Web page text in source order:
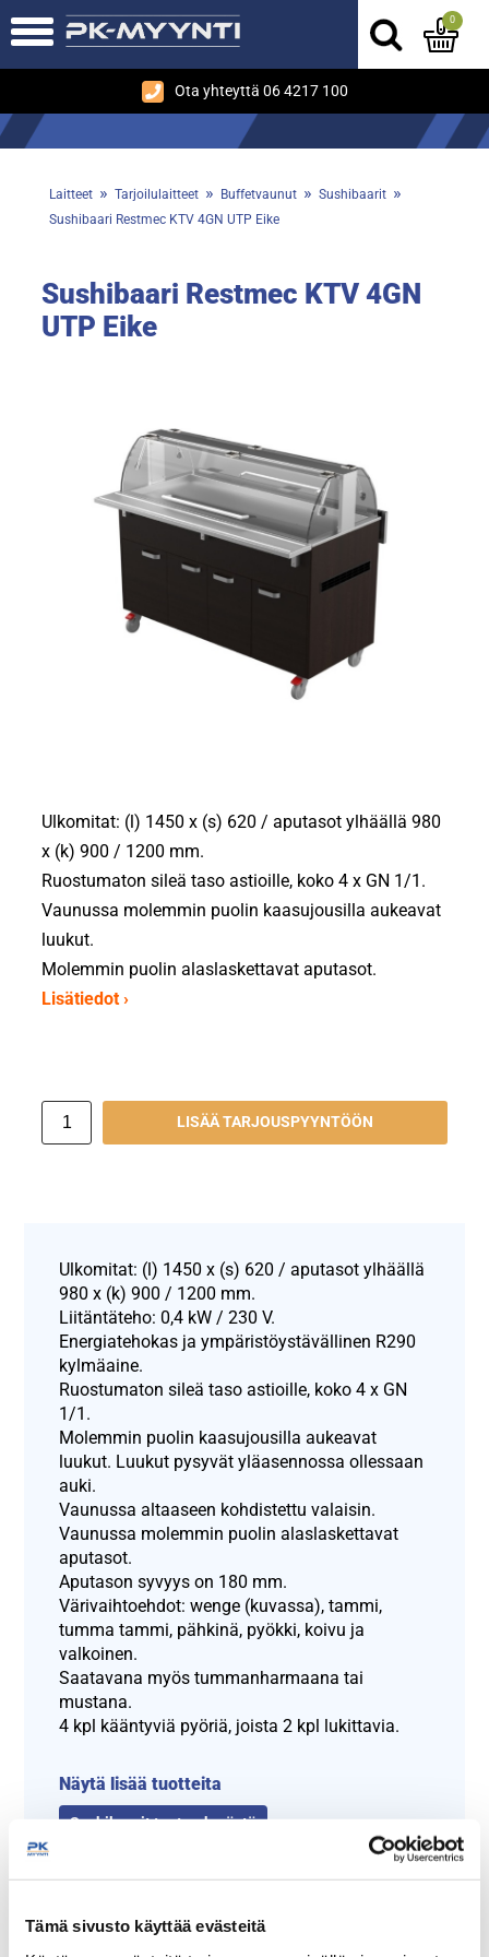
Tämä sivusto käyttää evästeitä
Ota yhteyttä 06 4217 100
0
Laitteet » Tarjoilulaitteet » Buffetvaunut » Sushibaarit »
Sushibaari Restmec KTV 4GN UTP Eike
Sushibaari Restmec KTV 4GN
UTP Eike
Ulkomitat: (l) 1450 x (s) 620 / aputasot ylhäällä 980
x (k) 900 / 1200 mm.
Ruostumaton sileä taso astioille, koko 4 x GN 1/1.
Vaunussa molemmin puolin kaasujousilla aukeavat
luukut.
Molemmin puolin alaslaskettavat aputasot.
Lisätiedot ›
LISÄÄ TARJOUSPYYNTÖÖN
Ulkomitat: (l) 1450 x (s) 620 / aputasot ylhäällä
980 x (k) 900 / 1200 mm.
Liitäntäteho: 0,4 kW / 230 V.
Energiatehokas ja ympäristöystävällinen R290
kylmäaine.
Ruostumaton sileä taso astioille, koko 4 x GN
1/1.
Molemmin puolin kaasujousilla aukeavat
luukut. Luukut pysyvät yläasennossa ollessaan
auki.
Vaunussa altaaseen kohdistettu valaisin.
Vaunussa molemmin puolin alaslaskettavat
aputasot.
Aputason syvyys on 180 mm.
Värivaihtoehdot: wenge (kuvassa), tammi,
tumma tammi, pähkinä, pyökki, koivu ja
valkoinen.
Saatavana myös tummanharmaana tai
mustana.
4 kpl kääntyviä pyöriä, joista 2 kpl lukittavia.
Näytä lisää tuotteita
Sushibaarit tuoteryhmästä